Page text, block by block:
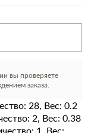
вы проверяете
заказа.
28, Вес: 0.2
2, Вес: 0.38
1, Вес: